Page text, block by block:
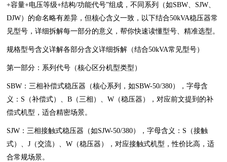
+容量+电压等级+结构/功能代号”组成，不同系列（如SBW、SJW、
DJW）的命名略有差异，但核心含义一致，以下结合50kVA稳压器常
见型号，详细拆解每一部分的意义，帮你快速读懂型号、精准选型。
规格型号含义详解各部分含义详细拆解（结合50kVA常见型号）
第一部分：系列代号（核心区分机型类型）
SBW：三相补偿式稳压器（核心系列，如SBW-50/380），字母含
义：S（补偿式）、B（三相）、W（稳压器），对应前文提到的补
偿式机型，适合精密场景。
SJW：三相接触式稳压器（如SJW-50/380），字母含义：S（接触
式）、J（交流）、W（稳压器），对应接触式机型，性价比高，适
合常规场景。